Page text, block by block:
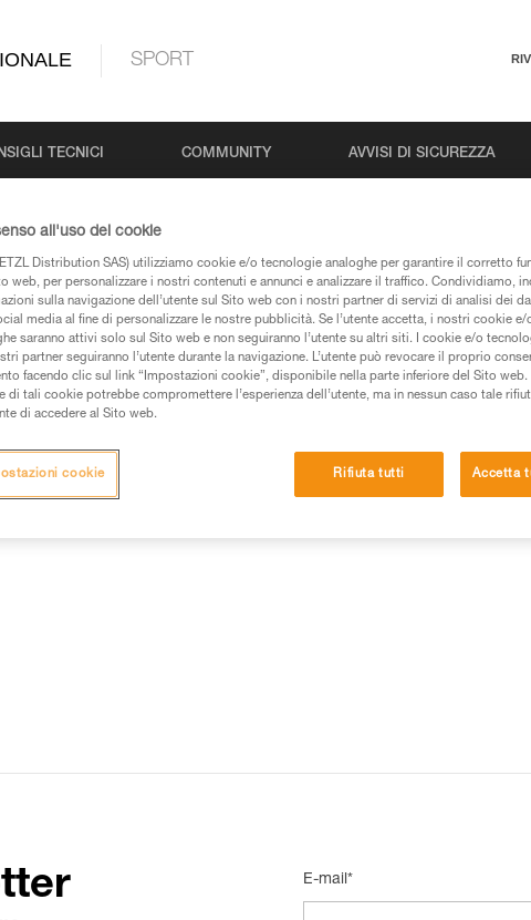
SPORT
TECNICI COMMUNITY AVVISI DI SICUREZZA
Nessun risultato
E-mail*
all'uso dei cookie
Distribution SAS) utilizziamo cookie e/o tecnologie analoghe per garantire il corretto
web, per personalizzare i nostri contenuti e annunci e analizzare il traffico. Condividiamo,
sulla navigazione dell’utente sul Sito web con i nostri partner di servizi di analisi dei
media al fine di personalizzare le nostre pubblicità. Se l’utente accetta, i nostri cookie
saranno attivi solo sul Sito web e non seguiranno l’utente su altri siti. I cookie e/o
partner seguiranno l’utente durante la navigazione. L’utente può revocare il proprio
facendo clic sul link “Impostazioni cookie”, disponibile nella parte inferiore del Sito
di tali cookie potrebbe compromettere l’esperienza dell’utente, ma in nessun caso tale
di accedere al Sito web.
Rifiuta tutti Accetta
cookie